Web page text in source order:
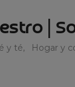
|
y té Hogar y